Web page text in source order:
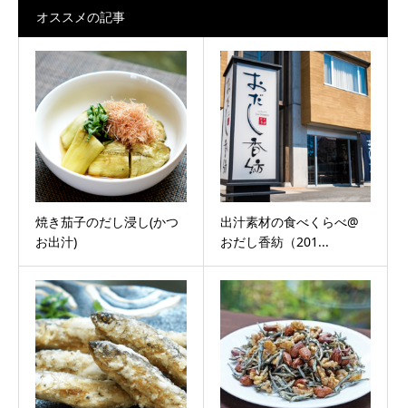
オススメの記事
焼き茄子のだし浸し(かつ
お出汁)
出汁素材の食べくらべ@
おだし香紡（201...